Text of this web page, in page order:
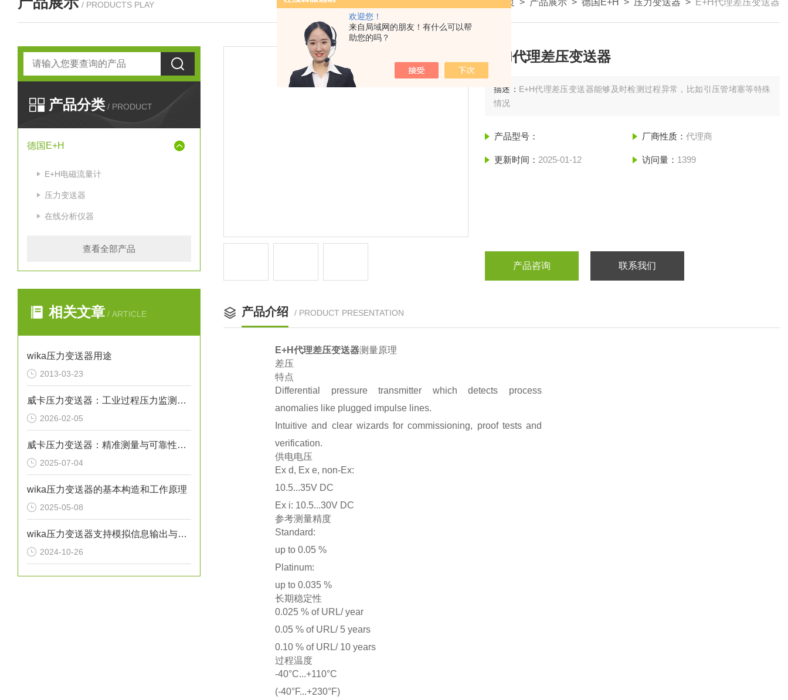
欢迎您！
来自局域网的朋友！有什么可以帮
助您的吗？
/ PRODUCTS PLAY 首页 > 产品展示 > 德国E+H > 压力变送器 > E+H代理差压变送器
产品分类 / PRODUCT
德国E+H
E+H电磁流量计
压力变送器
在线分析仪器
查看全部产品
相关文章 / ARTICLE
wika压力变送器用途
2013-03-23
威卡压力变送器：工业过程压力监测的关键传感设备
2026-02-05
威卡压力变送器：精准测量与可靠性的象征
2025-07-04
wika压力变送器的基本构造和工作原理
2025-05-08
wika压力变送器支持模拟信息输出与远程通信
2024-10-26
E+H代理差压变送器
描述： E+H代理差压变送器能够及时检测过程异常，比如引压管堵塞等特殊
情况
产品型号： 厂商性质： 代理商
更新时间： 2025-01-12 访问量： 1399
产品咨询 联系我们
产品介绍 / PRODUCT PRESENTATION
E+H代理差压变送器测量原理
差压
特点
Differential pressure transmitter which detects process
anomalies like plugged impulse lines.
Intuitive and clear wizards for commissioning, proof tests and
verification.
供电电压
Ex d, Ex e, non-Ex:
10.5...35V DC
Ex i: 10.5...30V DC
参考测量精度
Standard:
up to 0.05 %
Platinum:
up to 0.035 %
长期稳定性
0.025 % of URL/ year
0.05 % of URL/ 5 years
0.10 % of URL/ 10 years
过程温度
-40°C...+110°C
(-40°F...+230°F)